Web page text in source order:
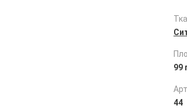
99
44